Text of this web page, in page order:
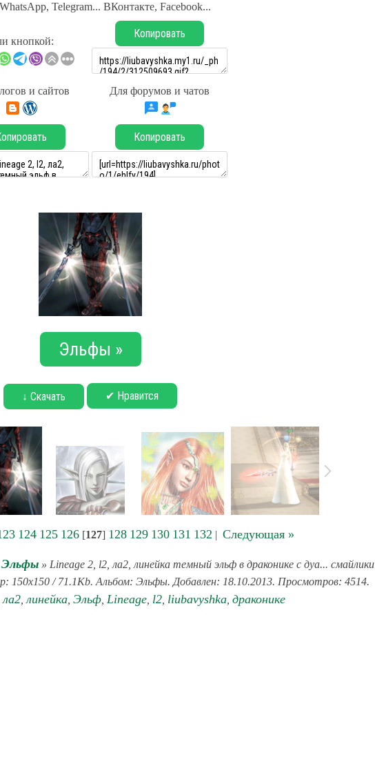
Telegram... ВКонтакте, Facebook...
кнопкой:
Копировать
и сайтов Для форумов и чатов
Копировать
Эльфы »
↓ Скачать ✔ Нравится
124 125 126[127] 128 129 130 131 132 | Следующая »
Эльфы » Lineage 2, l2, ла2, линейка темный эльф в драконике с дуа... смайлики
150x150 / 71.1Kb. Альбом: Эльфы. Добавлен: 18.10.2013. Просмотров: 4514.
ла2, линейка, Эльф, Lineage, l2, liubavyshka, драконике